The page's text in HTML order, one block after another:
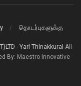
தொடர்புகளுக்கு
- Yarl Thinakkural All
By: Maestro Innovative